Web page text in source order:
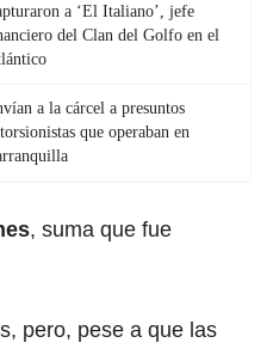
a ‘El Italiano’, jefe
del Clan del Golfo en el
a la cárcel a presuntos
que operaban en
, suma que fue
pero, pese a que las